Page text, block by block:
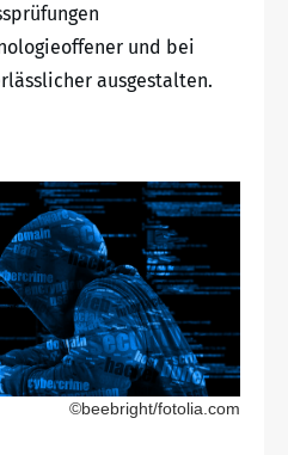
und bei
ausgestalten.
©beebright/fotolia.com